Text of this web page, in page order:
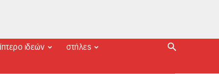
ιδεών στήλες